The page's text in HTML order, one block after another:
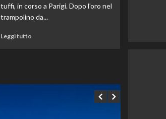
tuffi, in corso a Parigi. Dopo l’oro nel
trampolino da...
Leggi tutto
Pellacani